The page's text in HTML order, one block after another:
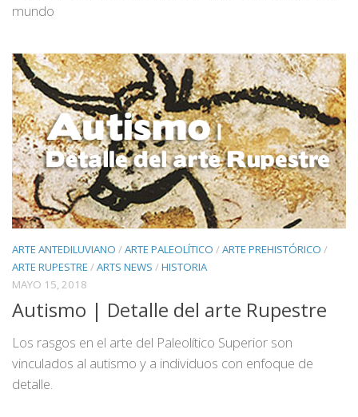
mundo
ARTE ANTEDILUVIANO /ARTE PALEOLÍTICO /ARTE PREHISTÓRICO /
ARTE RUPESTRE /ARTS NEWS /HISTORIA
MAYO 15, 2018
Autismo | Detalle del arte Rupestre
Los rasgos en el arte del Paleolítico Superior son
vinculados al autismo y a individuos con enfoque de
detalle.